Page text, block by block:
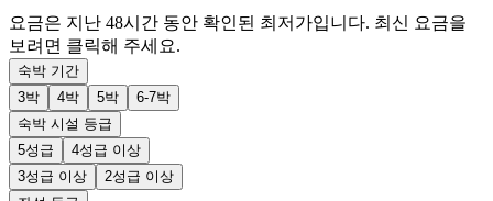
요금은 지난 48시간 동안 확인된 최저가입니다. 최신 요금을
보려면 클릭해 주세요.
숙박 기간
3박
4박 5박
6-7박
숙박 시설 등급
5성급
4성급 이상
3성급 이상
2성급 이상